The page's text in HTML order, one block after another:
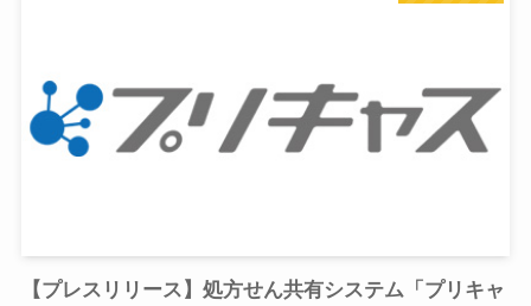
【プレスリリース】処方せん共有システム「プリキャ